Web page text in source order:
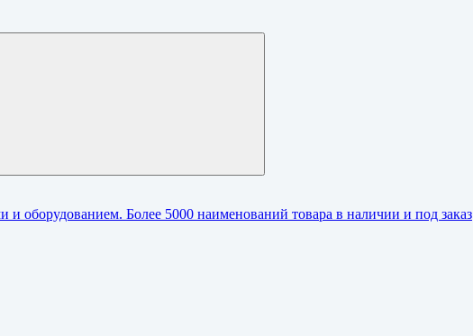
оборудованием. Более 5000 наименований товара в наличии и под заказ